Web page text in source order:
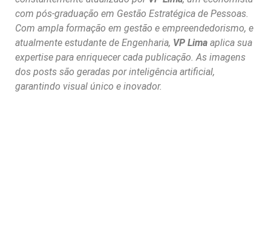
com pós-graduação em Gestão Estratégica de Pessoas.
Com ampla formação em gestão e empreendedorismo, e
atualmente estudante de Engenharia, VP Lima aplica sua
expertise para enriquecer cada publicação. As imagens
dos posts são geradas por inteligência artificial,
garantindo visual único e inovador.